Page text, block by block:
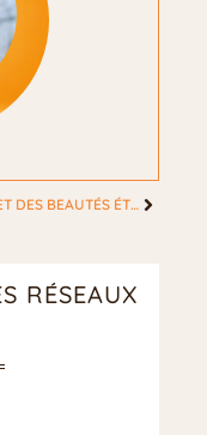
LE SECRET DES BEAUTÉS ÉTERNELLES : ASTUCES INSPIRÉES DES ICÔNES FÉMININES INTEMPORELLES
RÉSEAUX